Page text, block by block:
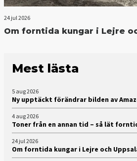
24 jul 2026
Om forntida kungar i Lejre
Mest lästa
5 aug 2026
Ny upptäckt förändrar bilden av
4 aug 2026
Toner från en annan tid – så lät
24 jul 2026
Om forntida kungar i Lejre och